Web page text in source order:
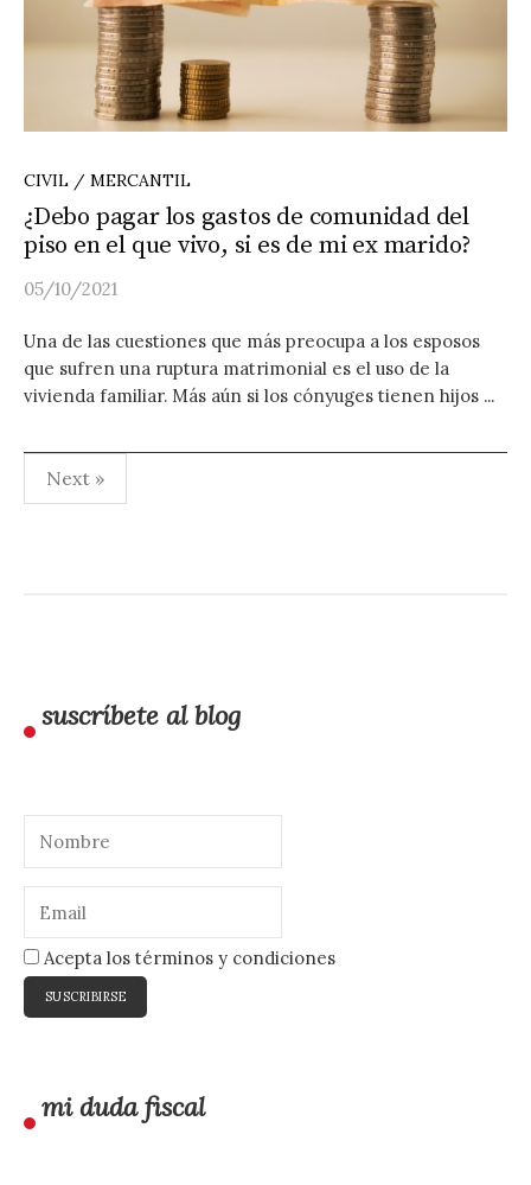
CIVIL / MERCANTIL
¿Debo pagar los gastos de comunidad del
piso en el que vivo, si es de mi ex marido?
05/10/2021
Una de las cuestiones que más preocupa a los esposos
que sufren una ruptura matrimonial es el uso de la
vivienda familiar. Más aún si los cónyuges tienen hijos ...
Paginación
de
Next »
suscríbete al blog
Acepta los términos y condiciones
mi duda fiscal